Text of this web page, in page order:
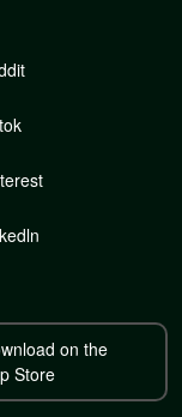
on the
Store